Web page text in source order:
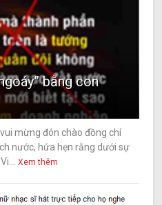
bằng con
mừng đón chào đồng chí
nước, hứa hẹn rằng dưới sự
Xem thêm